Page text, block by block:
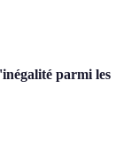
parmi les